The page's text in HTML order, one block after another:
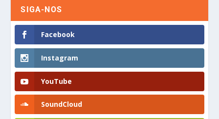
SIGA-NOS
Facebook
Instagram
YouTube
SoundCloud